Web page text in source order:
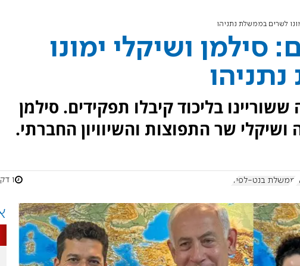
לשרים בממשלת נתניהו
סילמן ושיקלי ימונו
בליכוד קיבלו תפקידים. סילמן
שר התפוצות והשיוויון החברתי.
ממשלת בנט-לפיד 1 דקות